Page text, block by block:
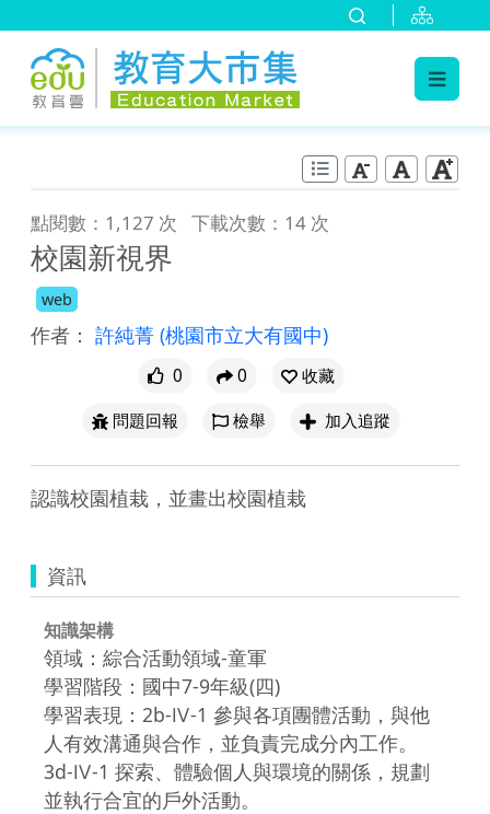
點閱數：1,127 次 下載次數：14 次
校園新視界
web
作者： 許純菁 (桃園市立大有國中)
0 0
收藏
問題回報
檢舉 加入追蹤
認識校園植栽，並畫出校園植栽
資訊
知識架構
領域：綜合活動領域-童軍
學習階段：國中7-9年級(四)
學習表現：2b-Ⅳ-1 參與各項團體活動，與他
人有效溝通與合作，並負責完成分內工作。
3d-Ⅳ-1 探索、體驗個人與環境的關係，規劃
並執行合宜的戶外活動。